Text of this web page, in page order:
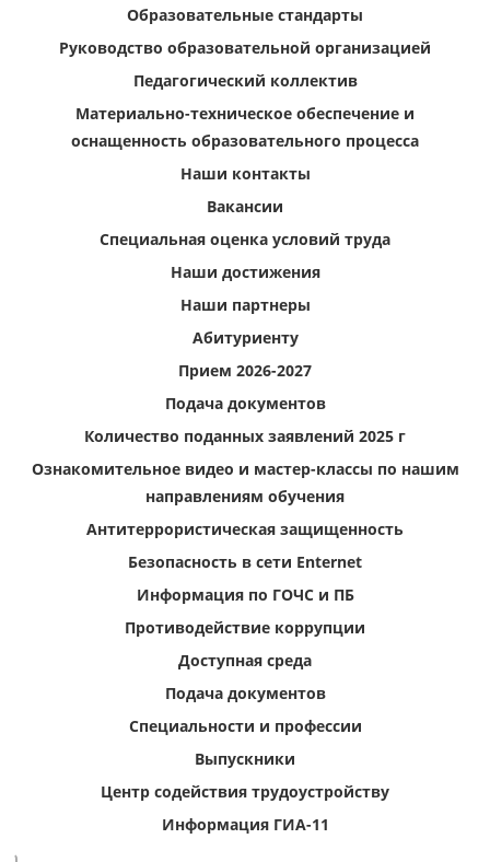
Образовательные стандарты
Руководство образовательной организацией
Педагогический коллектив
Материально-техническое обеспечение и
оснащенность образовательного процесса
Наши контакты
Вакансии
Специальная оценка условий труда
Наши достижения
Наши партнеры
Абитуриенту
Прием 2026-2027
Подача документов
Количество поданных заявлений 2025 г
Ознакомительное видео и мастер-классы по нашим
направлениям обучения
Антитеррористическая защищенность
Безопасность в сети Enternet
Информация по ГОЧС и ПБ
Противодействие коррупции
Доступная среда
Подача документов
Специальности и профессии
Выпускники
Центр содействия трудоустройству
Информация ГИА-11